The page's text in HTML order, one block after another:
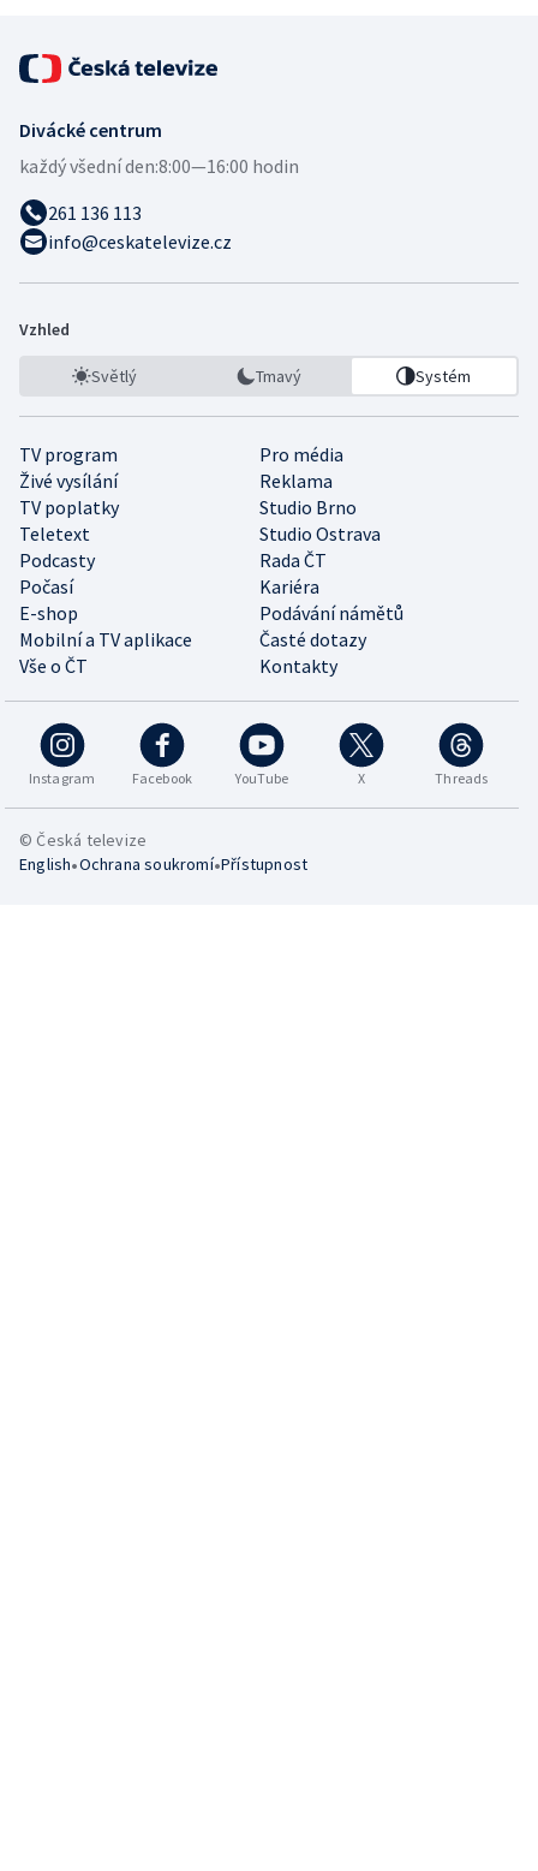
Divácké centrum
každý všední den:8:00—16:00 hodin
261 136 113
info@ceskatelevize.cz
Vzhled
Světlý Tmavý Systém
TV program
Pro média
Živé vysílání
Reklama
TV poplatky
Studio Brno
Teletext
Studio Ostrava
Podcasty
Rada ČT
Počasí
Kariéra
E-shop
Podávání námětů
Mobilní a TV aplikace
Časté dotazy
Vše o ČT
Kontakty
Instagram Facebook YouTube X Threads
© Česká televize
English•Ochrana soukromí•Přístupnost